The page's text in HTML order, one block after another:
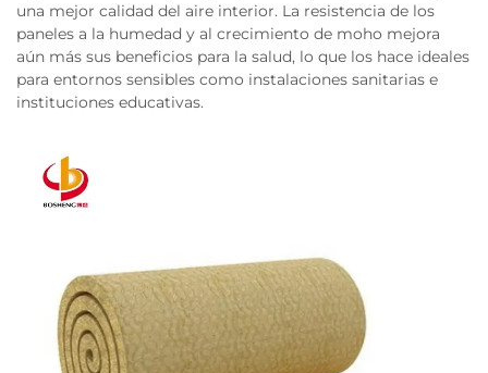
una mejor calidad del aire interior. La resistencia de los
paneles a la humedad y al crecimiento de moho mejora
aún más sus beneficios para la salud, lo que los hace ideales
para entornos sensibles como instalaciones sanitarias e
instituciones educativas.